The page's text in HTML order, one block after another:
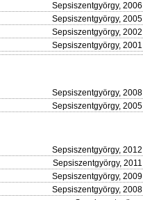
Sepsiszentgyörgy, 2006
Sepsiszentgyörgy, 2005
Sepsiszentgyörgy, 2002
Sepsiszentgyörgy, 2001
Sepsiszentgyörgy, 2008
Sepsiszentgyörgy, 2005
Sepsiszentgyörgy, 2012
Sepsiszentgyörgy, 2011
Sepsiszentgyörgy, 2009
Sepsiszentgyörgy, 2008